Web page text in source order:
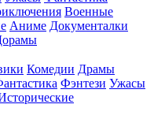
Военные
Аниме Документалки
Комедии Драмы
Фэнтези Ужасы